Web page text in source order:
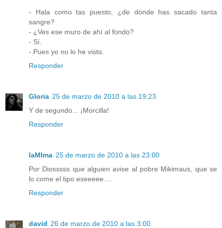
- Hala como tas puesto, ¿de dónde has sacado tanta
sangre?
- ¿Ves ese muro de ahí al fondo?
- Sí.
- Pues yo no lo he visto.
Responder
Gloria 25 de marzo de 2010 a las 19:23
Y de segundo... ¡Morcilla!
Responder
laMIma 25 de marzo de 2010 a las 23:00
Por Diosssss que alguien avise al pobre Mikimaus, que se
lo come el tipo eseeeee....
Responder
david 26 de marzo de 2010 a las 3:00